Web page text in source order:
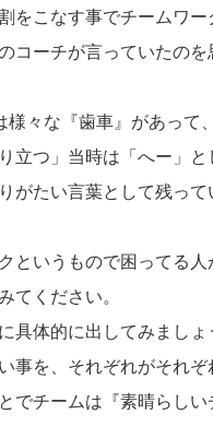
をこなす事でチームワ
コーチが言っていたの
様々な『歯車』があっ
立つ」当時は「へー」と
がたい言葉として残って
というもので困ってる
てください。
具体的に出してみまし
事を、それぞれがそれ
でチームは『素晴らし